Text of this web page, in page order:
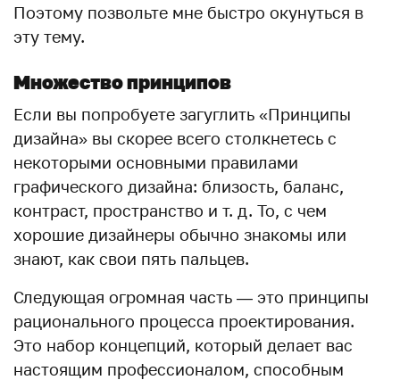
Поэтому позвольте мне быстро окунуться в
эту тему.
Множество принципов
Если вы попробуете загуглить «Принципы
дизайна» вы скорее всего столкнетесь с
некоторыми основными правилами
графического дизайна: близость, баланс,
контраст, пространство и т. д. То, с чем
хорошие дизайнеры обычно знакомы или
знают, как свои пять пальцев.
Следующая огромная часть — это принципы
рационального процесса проектирования.
Это набор концепций, который делает вас
настоящим профессионалом, способным